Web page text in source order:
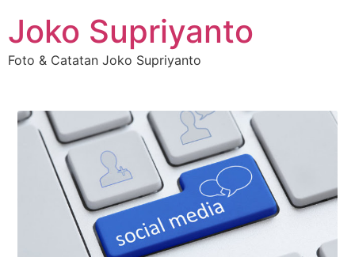
Joko Supriyanto
Foto & Catatan Joko Supriyanto